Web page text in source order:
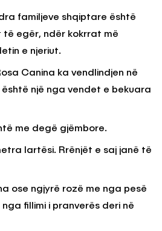
familjeve shqiptare është
egër, ndër kokrrat më
e njeriut.
Canina ka vendlindjen në
është një nga vendet e bekuara
me degë gjëmbore.
lartësi. Rrënjët e saj janë të
ose ngjyrë rozë me nga pesë
fillimi i pranverës deri në